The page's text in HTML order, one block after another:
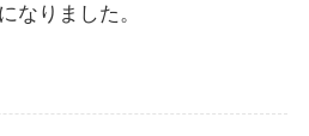
なりました。